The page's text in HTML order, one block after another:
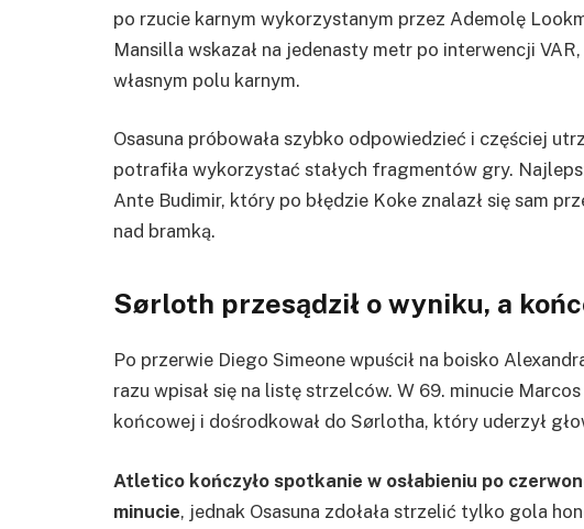
po rzucie karnym wykorzystanym przez Ademolę
Mansilla wskazał na jedenasty metr po interwencji
własnym polu karnym.
Osasuna próbowała szybko odpowiedzieć i częściej
potrafiła wykorzystać stałych fragmentów gry.
Ante Budimir, który po błędzie Koke znalazł się sam
nad bramką.
Sørloth przesądził o wyniku, a
Po przerwie Diego Simeone wpuścił na boisko
razu wpisał się na listę strzelców. W 69. minucie
końcowej i dośrodkował do Sørlotha, który uderzył
Atletico kończyło spotkanie w osłabieniu po
minucie, jednak Osasuna zdołała strzelić tylko gola